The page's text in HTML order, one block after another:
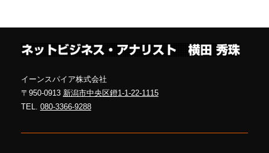
イーンスパイア株式会社
〒950-0913 新潟市中央区鐙1-1-22-1115
TEL. 080-3366-9288